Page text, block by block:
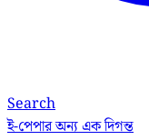
Search
ই-পেপারঅন্য এক দিগন্ত